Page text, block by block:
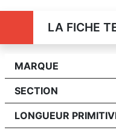
LA FICHE
MARQUE
SECTION
LONGUEUR